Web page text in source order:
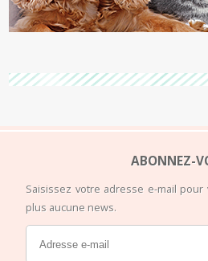
ABONNEZ-
Saisissez votre adresse e-mail
plus aucune news.